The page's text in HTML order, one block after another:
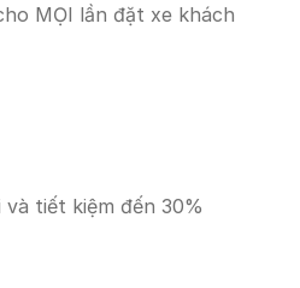
MỌI lần đặt xe khách
tiết kiệm đến 30%